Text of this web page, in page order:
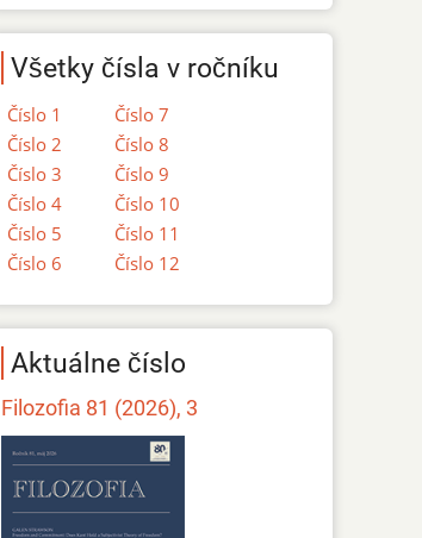
Všetky čísla v ročníku
Číslo 1
Číslo 2
Číslo 3
Číslo 4
Číslo 5
Číslo 6
Číslo 7
Číslo 8
Číslo 9
Číslo 10
Číslo 11
Číslo 12
Aktuálne číslo
Filozofia 81 (2026), 3